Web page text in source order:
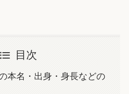
目次
本名・出身・身長などの